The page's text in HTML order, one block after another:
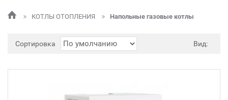
КОТЛЫ ОТОПЛЕНИЯ Напольные газовые котлы
Сортировка Вид: